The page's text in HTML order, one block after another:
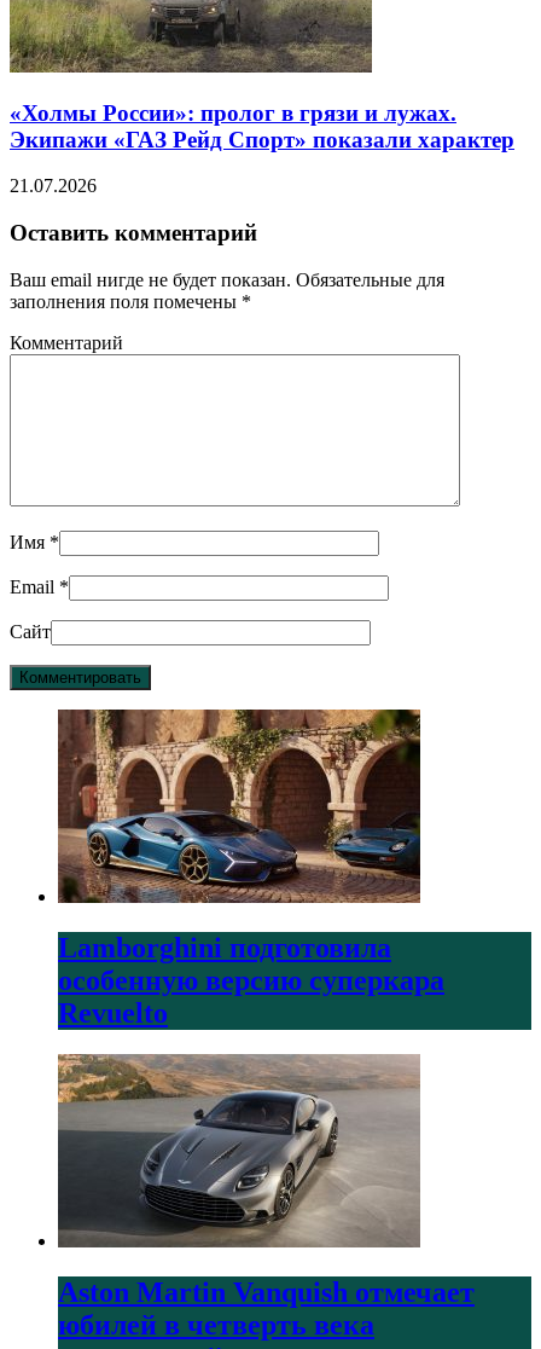
«Холмы России»: пролог в грязи и лужах.
Экипажи «ГАЗ Рейд Спорт» показали характер
21.07.2026
Оставить комментарий
Ваш email нигде не будет показан. Обязательные для
заполнения поля помечены *
Комментарий
Имя *
Email *
Сайт
Lamborghini подготовила
особенную версию суперкара
Revuelto
Aston Martin Vanquish отмечает
юбилей в четверть века